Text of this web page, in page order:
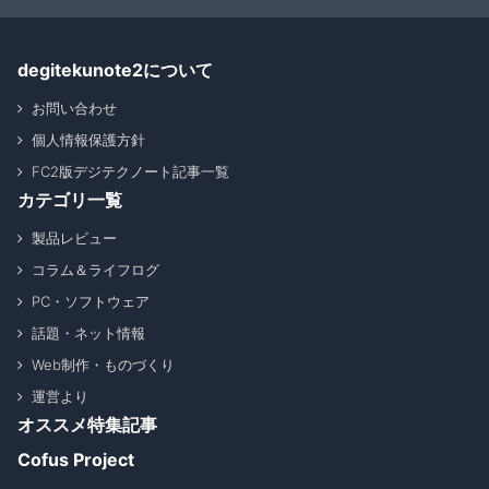
degitekunote2について
お問い合わせ
個人情報保護方針
FC2版デジテクノート記事一覧
カテゴリ一覧
製品レビュー
コラム＆ライフログ
PC・ソフトウェア
話題・ネット情報
Web制作・ものづくり
運営より
オススメ特集記事
Cofus Project